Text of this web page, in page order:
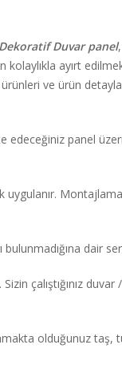
Dekoratif Duvar panel
ayırt
ve ürün
panel
uygulanır.
dair
çalıştığınız duvar
olduğunuz